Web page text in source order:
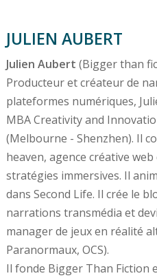
JULIEN AUBERT
Julien Aubert (Bigger than
Producteur et créateur de
plateformes numériques,
MBA Creativity and
(Melbourne - Shenzhen). Il
heaven, agence créative
stratégies immersives. Il
dans Second Life. Il crée le
narrations transmédia et
manager de jeux en réalité
Paranormaux, OCS).
Il fonde Bigger Than Fiction